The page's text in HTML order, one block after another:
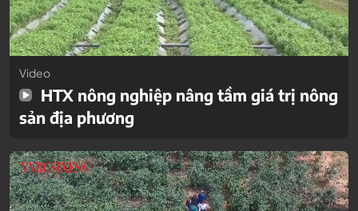
Video
HTX nông nghiệp nâng tầm giá trị nông
sản địa phương